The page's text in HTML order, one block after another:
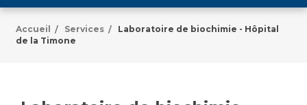
Emploi / formation
Accueil / Services /
Laboratoire de biochimie - Hôpital
de la Timone